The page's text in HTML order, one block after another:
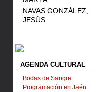
NAVAS GONZÁLEZ,
JESÚS
AGENDA CULTURAL
Bodas de Sangre:
Programación en Jaén